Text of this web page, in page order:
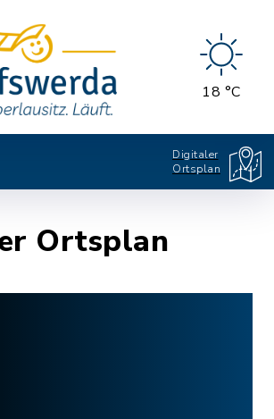
18 °C
Digitaler
Ortsplan
Ortsplan